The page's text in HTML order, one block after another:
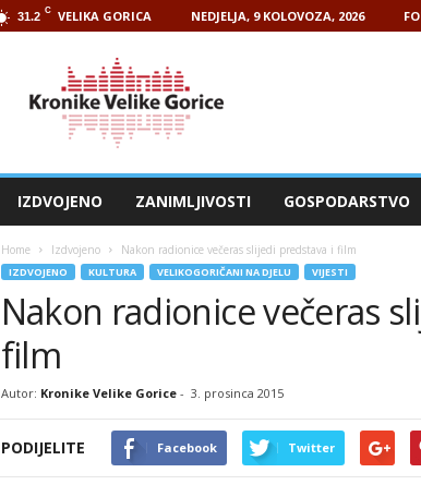
31.2 C VELIKA GORICA NEDJELJA, 9 KOLOVOZA, 2026
IZDVOJENO ZANIMLJIVOSTI GOSPODARSTVO
Home Izdvojeno Nakon radionice večeras slijedi predstava i film
IZDVOJENO KULTURA VELIKOGORIČANI NA DJELU VIJESTI
Nakon radionice večeras
film
Autor: Kronike Velike Gorice- 3. prosinca 2015
PODIJELITE Facebook Twitter